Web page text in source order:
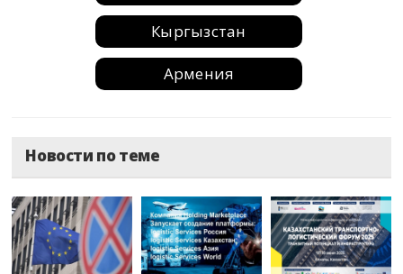
Кыргызстан
Армения
Санкт-Петербург
Краснодар
Барнаул
Новости по теме